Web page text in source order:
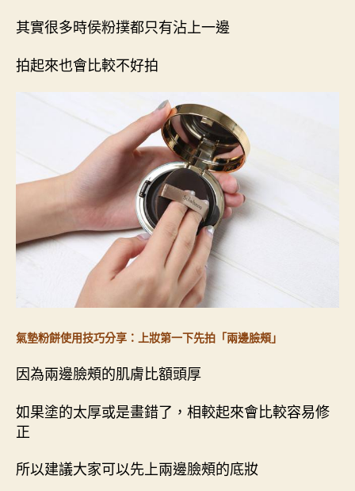
其實很多時侯粉撲都只有沾上一邊
拍起來也會比較不好拍
氣墊粉餅使用技巧分享：上妝第一下先拍「兩邊臉頰」
因為兩邊臉頰的肌膚比額頭厚
如果塗的太厚或是畫錯了，相較起來會比較容易修
正
所以建議大家可以先上兩邊臉頰的底妝